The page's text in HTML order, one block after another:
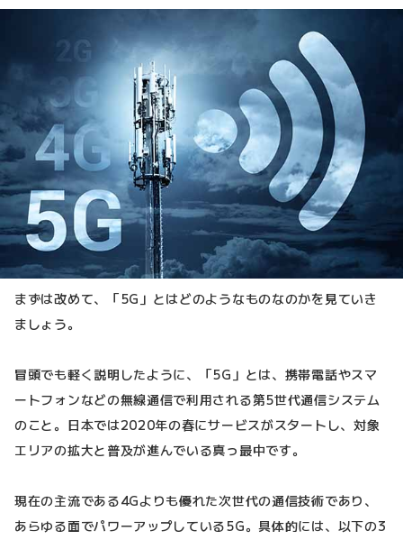
まずは改めて、「5G」とはどのようなものなのかを見ていき
ましょう。
冒頭でも軽く説明したように、「5G」とは、携帯電話やスマ
ートフォンなどの無線通信で利用される第5世代通信システム
のこと。日本では2020年の春にサービスがスタートし、対象
エリアの拡大と普及が進んでいる真っ最中です。
現在の主流である4Gよりも優れた次世代の通信技術であり、
あらゆる面でパワーアップしている5G。具体的には、以下の3